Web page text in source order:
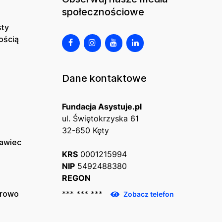
społecznościowe
Dane kontaktowe
Fundacja Asystuje.pl
ul. Świętokrzyska 61
32-650 Kęty
KRS 0001215994
NIP 5492488380
REGON
*** *** ***
Zobacz telefon